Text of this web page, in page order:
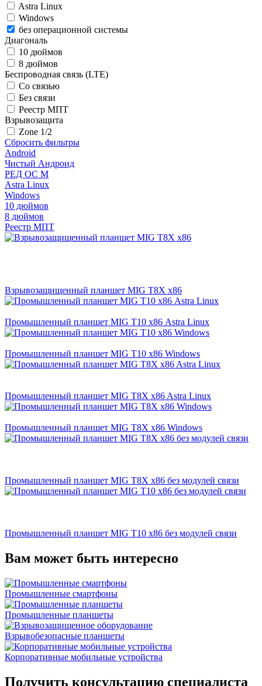
Astra Linux
Windows
без операционной системы
Диагональ
10 дюймов
8 дюймов
Беспроводная связь (LTE)
Со связью
Без связи
Реестр МПТ
Взрывозащита
Zone 1/2
Сбросить фильтры
Android
Чистый Андроид
РЕД ОС М
Astra Linux
Windows
10 дюймов
8 дюймов
Реестр МПТ
Взрывозащищенный планшет MIG T8X x86
Промышленный планшет MIG T10 х86 Astra Linux
Промышленный планшет MIG T10 х86 Windows
Промышленный планшет MIG T8X x86 Astra Linux
Промышленный планшет MIG T8X x86 Windows
Промышленный планшет MIG T8X x86 без модулей связи
Промышленный планшет MIG T10 х86 без модулей связи
Вам может быть интересно
Промышленные смартфоны
Промышленные планшеты
Взрывобезопасные планшеты
Корпоративные мобильные устройства
Получить консультацию специалиста